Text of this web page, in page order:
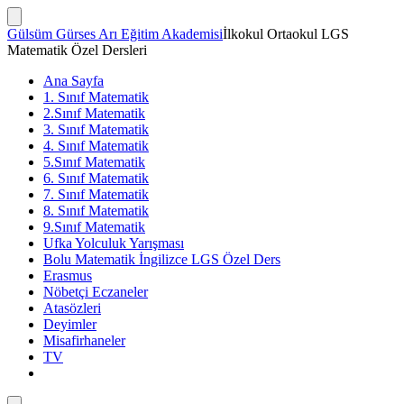
İçeriğe
atla
Arama
Çubuğunu
Göster/Gizle
Gülsüm Gürses Arı Eğitim Akademisiİlkokul Ortaokul LGS
Matematik Özel Dersleri
Ana Sayfa
1. Sınıf Matematik
2.Sınıf Matematik
3. Sınıf Matematik
4. Sınıf Matematik
5.Sınıf Matematik
6. Sınıf Matematik
7. Sınıf Matematik
8. Sınıf Matematik
9.Sınıf Matematik
Ufka Yolculuk Yarışması
Bolu Matematik İngilizce LGS Özel Ders
Erasmus
Nöbetçi Eczaneler
Atasözleri
Deyimler
Misafirhaneler
TV